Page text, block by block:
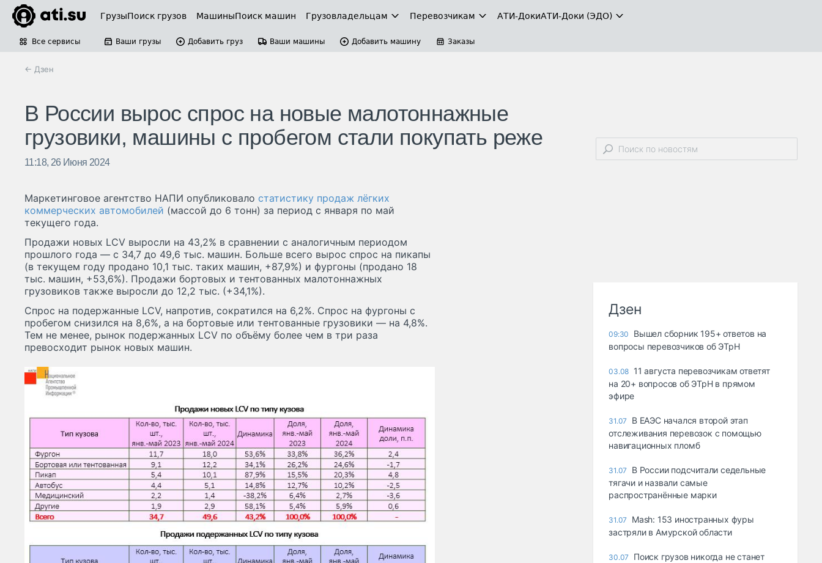
ГрузыПоиск грузов МашиныПоиск машин Грузовладельцам Перевозчикам АТИ-ДокиАТИ-Доки (ЭДО)
Все сервисы Ваши грузы Добавить груз Ваши машины Добавить машину Заказы
← Дзен
В России вырос спрос на новые малотоннажные
грузовики, машины с пробегом стали покупать реже
11:18, 26 Июня 2024
Маркетинговое агентство НАПИ опубликовало статистику продаж лёгких
коммерческих автомобилей (массой до 6 тонн) за период с января по май
текущего года.
Продажи новых LCV выросли на 43,2% в сравнении с аналогичным периодом
прошлого года — с 34,7 до 49,6 тыс. машин. Больше всего вырос спрос на пикапы
(в текущем году продано 10,1 тыс. таких машин, +87,9%) и фургоны (продано 18
тыс. машин, +53,6%). Продажи бортовых и тентованных малотоннажных
грузовиков также выросли до 12,2 тыс. (+34,1%).
Спрос на подержанные LCV, напротив, сократился на 6,2%. Спрос на фургоны с
пробегом снизился на 8,6%, а на бортовые или тентованные грузовики — на 4,8%.
Тем не менее, рынок подержанных LCV по объёму более чем в три раза
превосходит рынок новых машин.
Дзен
09:30
Вышел сборник 195+ ответов на
вопросы перевозчиков об ЭТрН
03.08 11 августа перевозчикам ответят
на 20+ вопросов об ЭТрН в прямом
эфире
31.07
В ЕАЭС начался второй этап
отслеживания перевозок с помощью
навигационных пломб
31.07
В России подсчитали седельные
тягачи и назвали самые
распространённые марки
31.07
Mash: 153 иностранных фуры
застряли в Амурской области
30.07
Поиск грузов никогда не станет